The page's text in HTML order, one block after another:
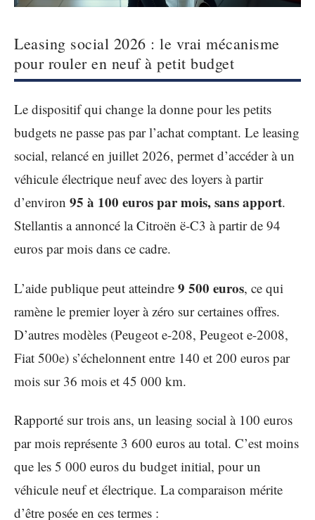
Leasing social 2026 : le vrai mécanisme
pour rouler en neuf à petit budget
Le dispositif qui change la donne pour les petits
budgets ne passe pas par l’achat comptant. Le leasing
social, relancé en juillet 2026, permet d’accéder à un
véhicule électrique neuf avec des loyers à partir
d’environ 95 à 100 euros par mois, sans apport.
Stellantis a annoncé la Citroën ë-C3 à partir de 94
euros par mois dans ce cadre.
L’aide publique peut atteindre 9 500 euros, ce qui
ramène le premier loyer à zéro sur certaines offres.
D’autres modèles (Peugeot e-208, Peugeot e-2008,
Fiat 500e) s’échelonnent entre 140 et 200 euros par
mois sur 36 mois et 45 000 km.
Rapporté sur trois ans, un leasing social à 100 euros
par mois représente 3 600 euros au total. C’est moins
que les 5 000 euros du budget initial, pour un
véhicule neuf et électrique. La comparaison mérite
d’être posée en ces termes :